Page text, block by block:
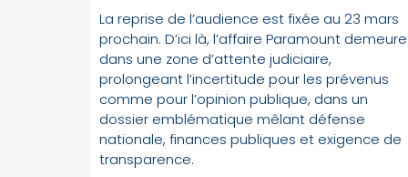
La reprise de l’audience est fixée au 23 mars
prochain. D’ici là, l’affaire Paramount demeure
dans une zone d’attente judiciaire,
prolongeant l’incertitude pour les prévenus
comme pour l’opinion publique, dans un
dossier emblématique mêlant défense
nationale, finances publiques et exigence de
transparence.